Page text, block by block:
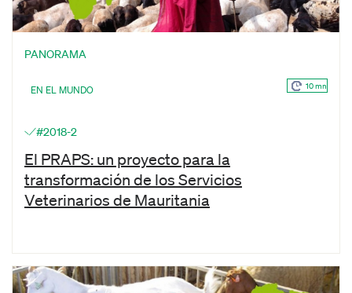
PANORAMA
EN EL MUNDO 10 mn
#2018-2
El PRAPS: un proyecto para la
transformación de los Servicios
Veterinarios de Mauritania